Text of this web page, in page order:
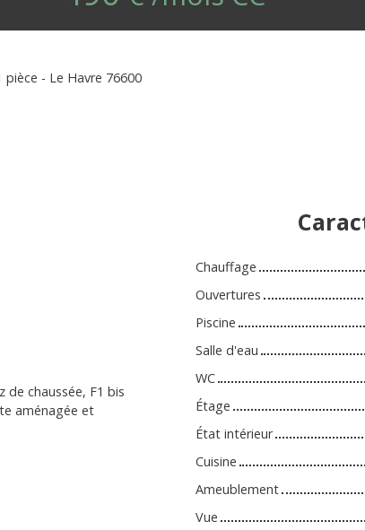
- Le Havre 76600
chaussée, F1 bis
aménagée et
Chauffage
Ouvertures
Piscine
Salle d'eau
WC
Étage
État intérieur
Cuisine
Ameublement
Vue